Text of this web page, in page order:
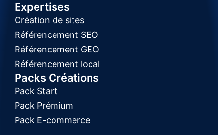
Expertises
Création de sites
Référencement SEO
Référencement GEO
Référencement local
Packs Créations
Pack Start
Pack Prémium
Pack E-commerce